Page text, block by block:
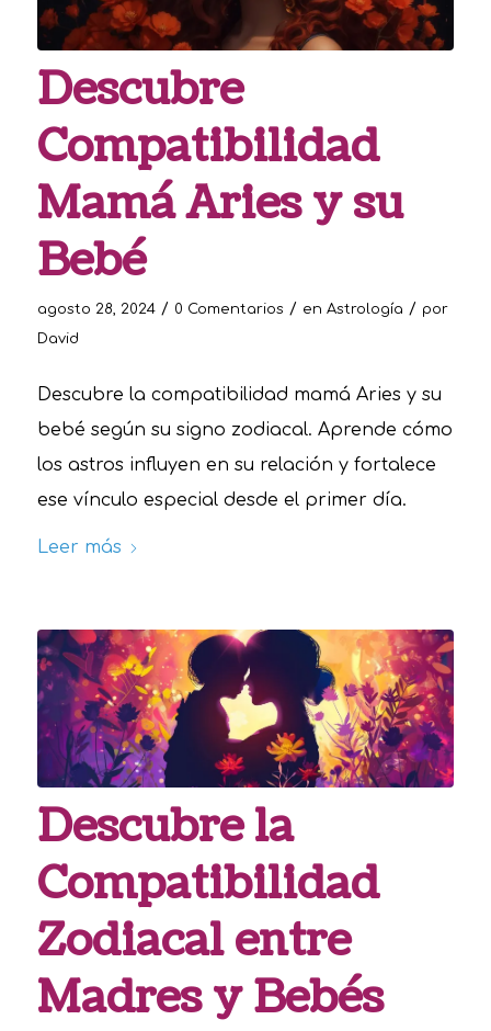
Descubre
Compatibilidad
Mamá Aries y su
Bebé
agosto 28, 2024 / 0 Comentarios / en Astrología / por
David
Descubre la compatibilidad mamá Aries y su
bebé según su signo zodiacal. Aprende cómo
los astros influyen en su relación y fortalece
ese vínculo especial desde el primer día.
Leer más
Descubre la
Compatibilidad
Zodiacal entre
Madres y Bebés